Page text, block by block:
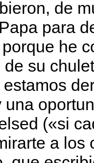
de
para
he
su
(«si
a